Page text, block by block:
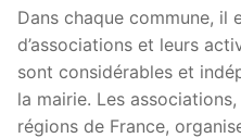
Dans chaque commune, il
d’associations et leurs
sont considérables et
la mairie. Les
régions de France,